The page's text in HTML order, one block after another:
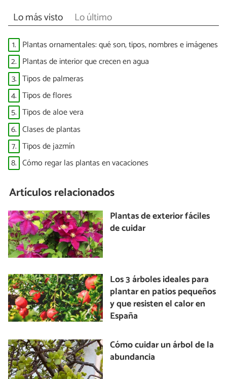
Lo más visto Lo último
1. Plantas ornamentales: qué son, tipos, nombres e imágenes
2. Plantas de interior que crecen en agua
3. Tipos de palmeras
4. Tipos de flores
5. Tipos de aloe vera
6. Clases de plantas
7. Tipos de jazmín
8. Cómo regar las plantas en vacaciones
Artículos relacionados
Plantas de exterior fáciles
de cuidar
Los 3 árboles ideales para
plantar en patios pequeños
y que resisten el calor en
España
Cómo cuidar un árbol de la
abundancia